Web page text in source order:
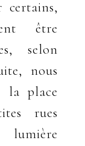
certains,
être
selon
nous
la place
rues